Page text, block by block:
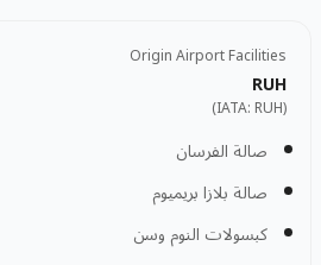
Origin Airport Facilities
RUH
(IATA:
RUH
)
صالة الفرسان
صالة بلازا بريميوم
كبسولات النوم وسن